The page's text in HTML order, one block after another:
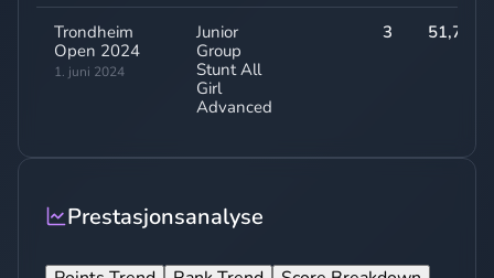
Trondheim
Open 2024
1. juni 2024
Junior
Group
Stunt All
Girl
Advanced
3 51,70
Prestasjonsanalyse